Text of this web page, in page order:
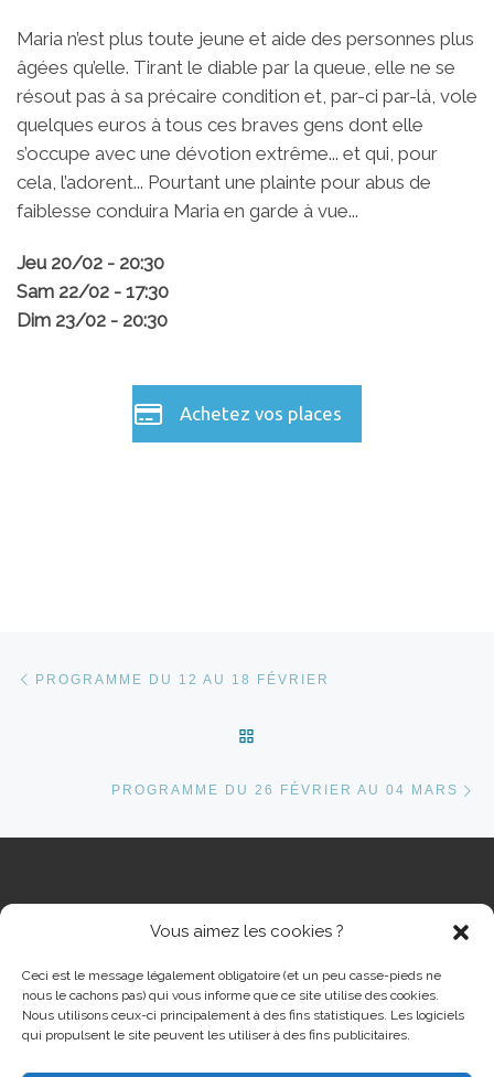
Vous aimez les cookies ?
Ceci est le message légalement obligatoire (et un peu casse-pieds ne
nous le cachons pas) qui vous informe que ce site utilise des cookies.
Nous utilisons ceux-ci principalement à des fins statistiques. Les logiciels
qui propulsent le site peuvent les utiliser à des fins publicitaires.
Maria n’est plus toute jeune et aide des personnes plus
âgées qu’elle. Tirant le diable par la queue, elle ne se
résout pas à sa précaire condition et, par-ci par-là, vole
quelques euros à tous ces braves gens dont elle
s’occupe avec une dévotion extrême... et qui, pour
cela, l’adorent... Pourtant une plainte pour abus de
faiblesse conduira Maria en garde à vue...
Jeu 20/02 - 20:30
Sam 22/02 - 17:30
Dim 23/02 - 20:30
Achetez vos places
Parcourir les articles
PROGRAMME DU 12 AU 18 FÉVRIER
PROGRAMME DU 26 FÉVRIER AU 04 MARS